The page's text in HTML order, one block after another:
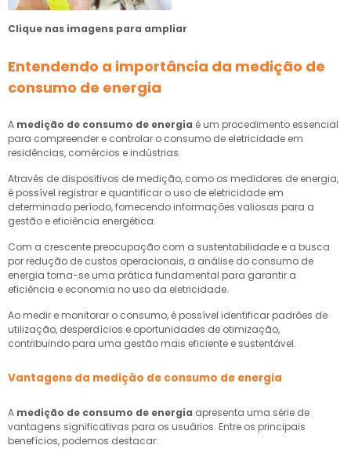
Clique nas imagens para ampliar
Entendendo a importância da medição de
consumo de energia
A medição de consumo de energia é um procedimento essencial
para compreender e controlar o consumo de eletricidade em
residências, comércios e indústrias.
Através de dispositivos de medição, como os medidores de energia,
é possível registrar e quantificar o uso de eletricidade em
determinado período, fornecendo informações valiosas para a
gestão e eficiência energética.
Com a crescente preocupação com a sustentabilidade e a busca
por redução de custos operacionais, a análise do consumo de
energia torna-se uma prática fundamental para garantir a
eficiência e economia no uso da eletricidade.
Ao medir e monitorar o consumo, é possível identificar padrões de
utilização, desperdícios e oportunidades de otimização,
contribuindo para uma gestão mais eficiente e sustentável.
Vantagens da medição de consumo de energia
A medição de consumo de energia apresenta uma série de
vantagens significativas para os usuários. Entre os principais
benefícios, podemos destacar: